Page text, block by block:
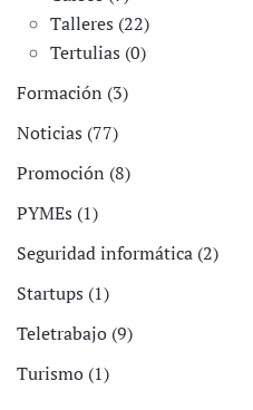
Talleres (22)
Tertulias (0)
Formación (3)
Noticias (77)
Promoción (8)
PYMEs (1)
Seguridad informática (2)
Startups (1)
Teletrabajo (9)
Turismo (1)